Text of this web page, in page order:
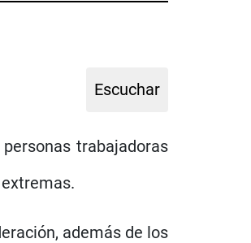
trabajadoras
además de los